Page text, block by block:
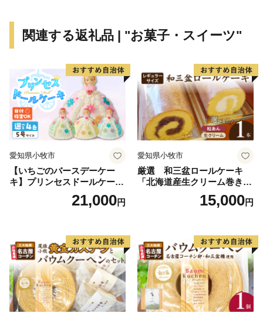
関連する返礼品 | "お菓子・スイーツ"
愛知県小牧市
【いちごのバースデーケー
キ】プリンセスドールケーキ
日時指定可 スイーツ デザー
ト 洋菓子 お取り寄せ 愛知県
デコレーションケーキ ホー
ルケーキ 人形 かわいい こど
も
21,000円
愛知県小牧市
厳選 和三盆ロールケーキ
「北海道産生クリーム巻き」
または「北海道産粒あん巻
き」（サイズ：レギュラー）
凍 愛知県 小牧市 アンプチベ
アやぐま
15,000円